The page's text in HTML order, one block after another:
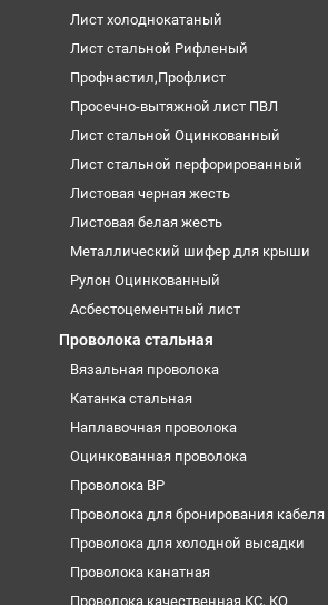
Лист холоднокатаный
Лист стальной Рифленый
Профнастил,Профлист
Просечно-вытяжной лист ПВЛ
Лист стальной Оцинкованный
Лист стальной перфорированный
Листовая черная жесть
Листовая белая жесть
Металлический шифер для крыши
Рулон Оцинкованный
Асбестоцементный лист
Проволока стальная
Вязальная проволока
Катанка стальная
Наплавочная проволока
Оцинкованная проволока
Проволока ВР
Проволока для бронирования кабеля
Проволока для холодной высадки
Проволока канатная
Проволока качественная КС, КО